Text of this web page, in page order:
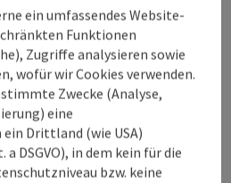
ein umfassendes Website-
Funktionen
Zugriffe analysieren sowie
wofür wir Cookies verwenden.
Zwecke (Analyse,
eine
Drittland (wie USA)
DSGVO), in dem kein für die
bzw. keine